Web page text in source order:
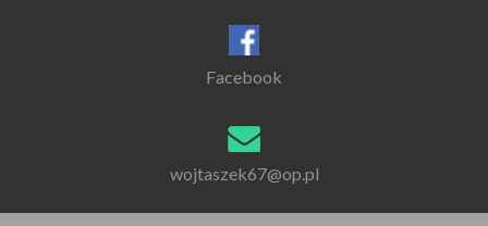
Facebook
wojtaszek67@op.pl